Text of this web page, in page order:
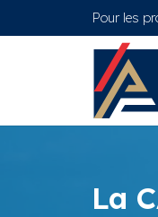
Pour les
La